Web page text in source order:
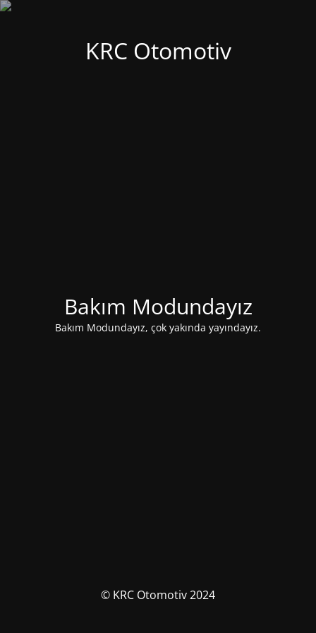
KRC Otomotiv
Bakım Modundayız
Bakım Modundayız, çok yakında yayındayız.
© KRC Otomotiv 2024